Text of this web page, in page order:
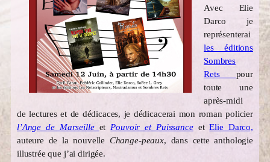
Avec Elie
Darco je
représenterai
les éditions
Sombres
Rets pour
toute une
après-midi
de lectures et de dédicaces, je dédicacerai mon roman policier
l’Ange de Marseille et Pouvoir et PuissanceetElie Darco,
auteure de la nouvelle Change-peaux, dans cette anthologie
illustrée que j’ai dirigée.